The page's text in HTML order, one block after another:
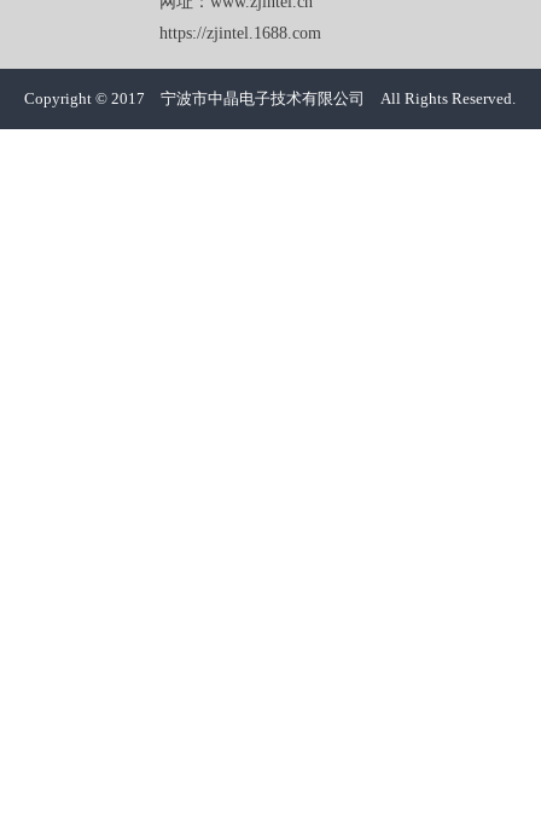
https://zjintel.1688.com
Copyright © 2017 宁波市中晶电子技术有限公司 All Rights Reserved.